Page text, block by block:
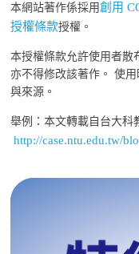
本網站著作係採用創用
授權條款授權。
本授權條款允許使用者散
亦不得修改該著作。 使
與來源。
舉例：本文轉載自台大科
http://case.ntu.edu.tw/